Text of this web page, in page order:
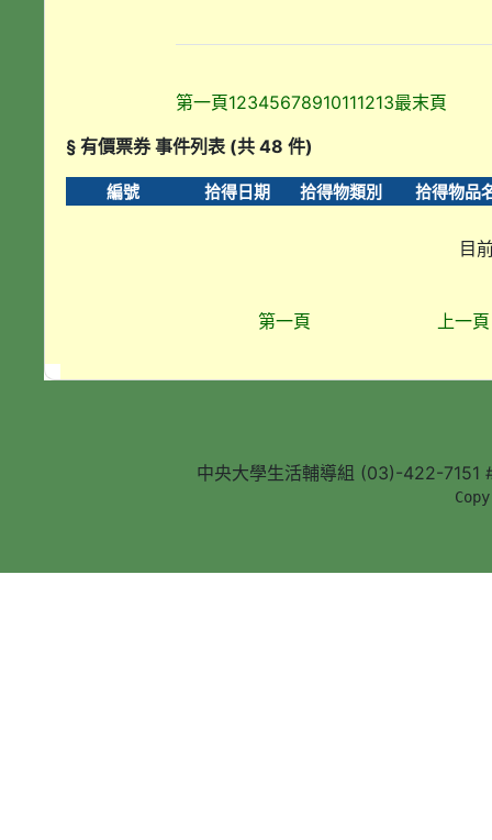
第一頁12345678910111213最末頁
§ 有價票券 事件列表 (共 48 件)
編號 拾得日期 拾得物類別 拾得物品
目
第一頁 上一頁
中央大學生活輔導組 (03)-422-7151